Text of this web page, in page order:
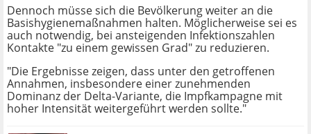
Dennoch müsse sich die Bevölkerung weiter an die
Basishygienemaßnahmen halten. Möglicherweise sei es
auch notwendig, bei ansteigenden Infektionszahlen
Kontakte "zu einem gewissen Grad" zu reduzieren.
"Die Ergebnisse zeigen, dass unter den getroffenen
Annahmen, insbesondere einer zunehmenden
Dominanz der Delta­-Variante, die Impfkampagne mit
hoher Intensität weitergeführt werden sollte."